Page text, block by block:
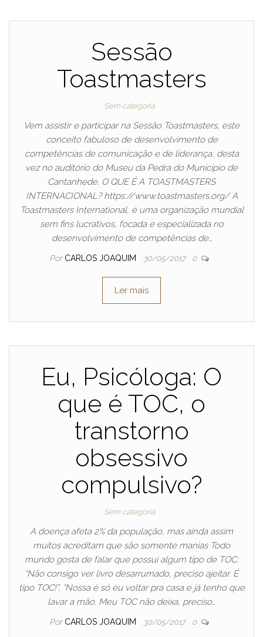
Sessão
Toastmasters
Sem categoria
Vem assistir e participar na Sessão Toastmasters, este
conceito fabuloso de desenvolvimento de
competências de comunicação e de liderança, desta
vez no auditório do Museu da Pedra do Município de
Cantanhede. O QUE É A TOASTMASTERS
INTERNACIONAL? https://www.toastmasters.org/ A
Toastmasters International, é uma organização mundial
sem fins lucrativos, focada e especializada no
desenvolvimento de competências de…
Por CARLOS JOAQUIM 30/05/2017 0
Ler mais
Eu, Psicóloga: O
que é TOC, o
transtorno
obsessivo
compulsivo?
Sem categoria
A doença afeta 2% da população, mas ainda assim
muitos acreditam que são somente manias Todo
mundo gosta de falar que possui algum tipo de TOC:
“Não consigo ver livro desarrumado, preciso ajeitar. É
tipo TOC!”, “Nossa é só eu voltar pra casa e já tenho que
lavar a mão. Meu TOC não deixa, preciso…
Por CARLOS JOAQUIM 30/05/2017 0